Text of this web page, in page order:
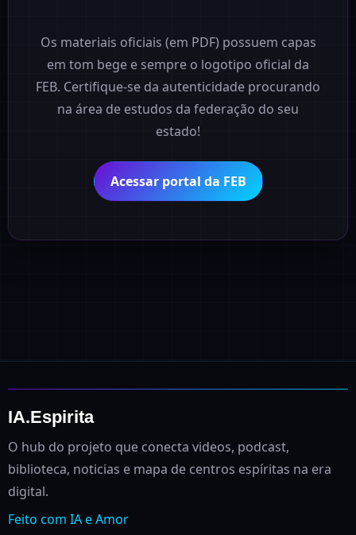
Os materiais oficiais (em PDF) possuem capas
em tom bege e sempre o logotipo oficial da
FEB. Certifique-se da autenticidade procurando
na área de estudos da federação do seu
estado!
Acessar portal da FEB
IA.Espirita
O hub do projeto que conecta videos, podcast,
biblioteca, noticias e mapa de centros espíritas na era
digital.
Feito com IA e Amor